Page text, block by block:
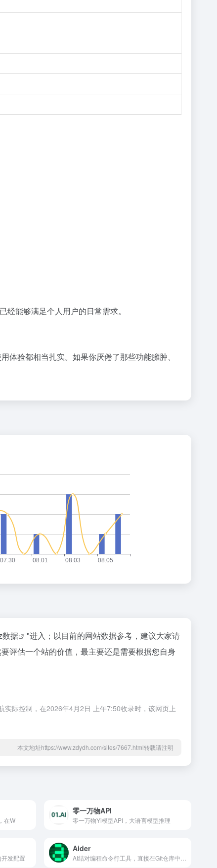
能够满足个人用户的日常需求。
验都相当扎实。如果你厌倦了那些功能臃肿、
数据
"进入；以目前的网站数据参考，建议大家请
评估一个站的价值，最主要还是需要根据您自身
际控制，在2026年4月2日 上午7:50收录时，该网页上
本文地址https://www.zdydh.com/sites/7667.html转载请注明
在W
零一万物API
零一万物Yi模型API，大语言模型推理
发配置
Aider